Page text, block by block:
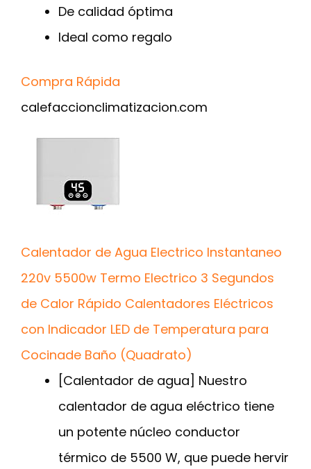
De calidad óptima
Ideal como regalo
Compra Rápida
calefaccionclimatizacion.com
Calentador de Agua Electrico Instantaneo
220v 5500w Termo Electrico 3 Segundos
de Calor Rápido Calentadores Eléctricos
con Indicador LED de Temperatura para
Cocinade Baño (Quadrato)
[Calentador de agua] Nuestro
calentador de agua eléctrico tiene
un potente núcleo conductor
térmico de 5500 W, que puede hervir